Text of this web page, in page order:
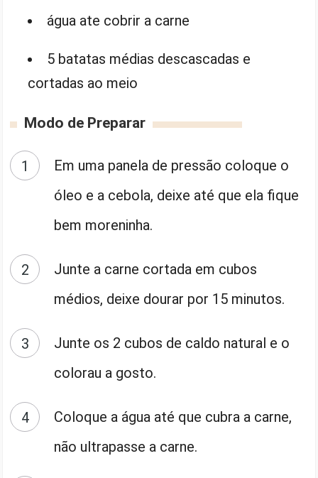
água ate cobrir a carne
5 batatas médias descascadas e
cortadas ao meio
Modo de Preparar
Em uma panela de pressão coloque o
óleo e a cebola, deixe até que ela fique
bem moreninha.
Junte a carne cortada em cubos
médios, deixe dourar por 15 minutos.
Junte os 2 cubos de caldo natural e o
colorau a gosto.
Coloque a água até que cubra a carne,
não ultrapasse a carne.